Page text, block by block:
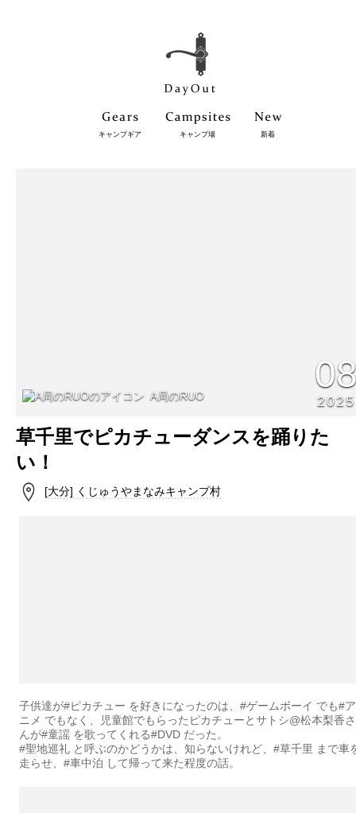
キャンプギア キャンプ場 新着
A局のRUO 2025
草千里でピカチューダンスを踊りた
い！
[大分] くじゅうやまなみキャンプ村
子供達が#ピカチュー を好きになったのは、#ゲームボーイ でも#ア
ニメ でもなく、児童館でもらったピカチューとサトシ@松本梨香さ
んが#童謡 を歌ってくれる#DVD だった。
#聖地巡礼 と呼ぶのかどうかは、知らないけれど、#草千里 まで車
走らせ、#車中泊 して帰って来た程度の話。